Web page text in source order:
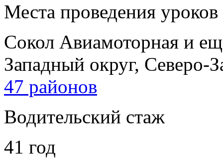
Места проведения уроков
Сокол Авиамоторная и
Западный округ, Северо-
47 районов
Водительский стаж
41 год